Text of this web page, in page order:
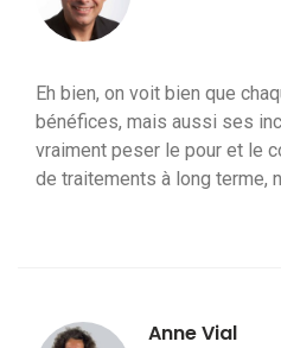
Eh bien, on voit bien que
bénéfices, mais aussi ses
vraiment peser le pour et le
de traitements à long terme,
Anne Vial